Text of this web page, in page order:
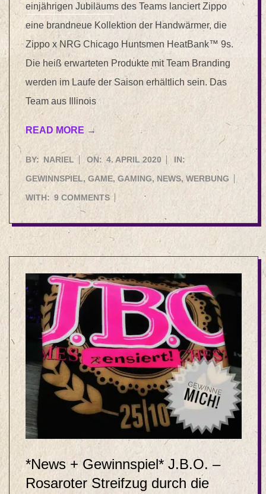
einjährigen Jubiläums des Teams lanciert Zippo
eine brandneue Kollektion der Handwärmer, die
Zippo x NRG Chicago Huntsmen HeatBank™ 9s.
Die heiß erwarteten Produkte mit Team Branding
werden im Laufe der Saison erhältlich sein. Das
Team aus Illinois
READ MORE →
2020-
04-
04
BY: NARIEL ON: 4. APRIL 2020 IN:
GEWINNSPIEL,GAME,GAMING, NEWS,WERBUNG
WITH: 9 COMMENTS
*News + Gewinnspiel* J.B.O. –
Rosaroter Streifzug durch die